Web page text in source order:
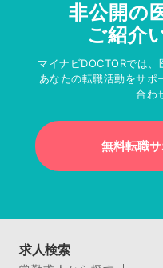
非公開の
ご紹介
マイナビDOCTORでは
あなたの転職活動をサポ
合わ
無料転職
求人検索